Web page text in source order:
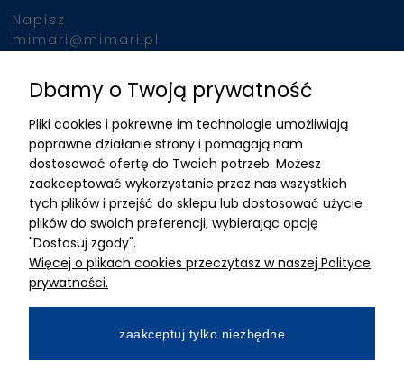
Napisz
mimari@mimari.pl
Znajdziesz nas
ADRES
MIMARI sp z o.o.
ul. Kurkowa 12
50-210 Wrocław
Dane rejestracyjne
NIP:8982325327
Wpłacony w całości
Dbamy o Twoją prywatność
Pliki cookies i pokrewne im technologie umożliwiają
poprawne działanie strony i pomagają nam
dostosować ofertę do Twoich potrzeb. Możesz
zaakceptować wykorzystanie przez nas wszystkich
tych plików i przejść do sklepu lub dostosować użycie
plików do swoich preferencji, wybierając opcję
"Dostosuj zgody".
Więcej o plikach cookies przeczytasz w naszej Polityce
prywatności.
zaakceptuj tylko niezbędne